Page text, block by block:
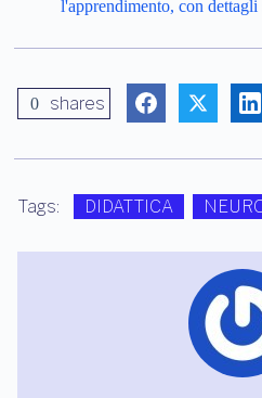
l'apprendimento, con dettagli
0 shares
Tags: DIDATTICA